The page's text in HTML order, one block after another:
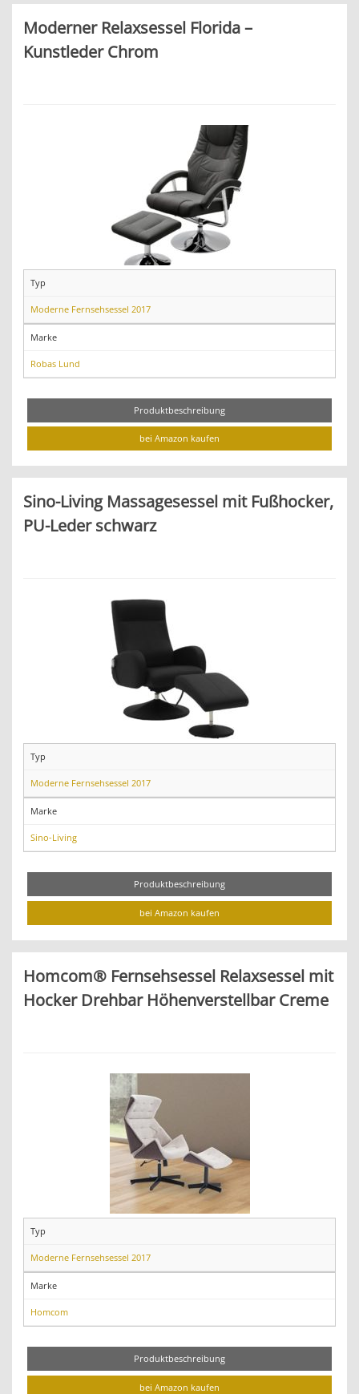
Moderner Relaxsessel Florida –
Kunstleder Chrom
Typ
Moderne Fernsehsessel 2017
Marke
Robas Lund
Produktbeschreibung
bei Amazon kaufen
Sino-Living Massagesessel mit Fußhocker,
PU-Leder schwarz
Typ
Moderne Fernsehsessel 2017
Marke
Sino-Living
Produktbeschreibung
bei Amazon kaufen
Homcom® Fernsehsessel Relaxsessel mit
Hocker Drehbar Höhenverstellbar Creme
Typ
Moderne Fernsehsessel 2017
Marke
Homcom
Produktbeschreibung
bei Amazon kaufen